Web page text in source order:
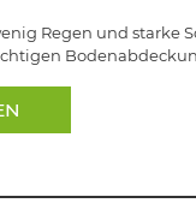
Regen und starke